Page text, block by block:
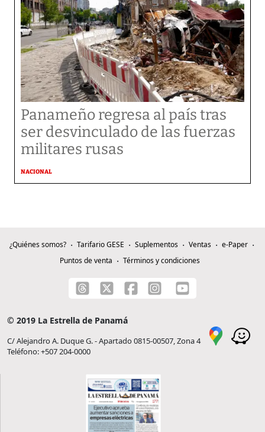
Panameño regresa al país tras
ser desvinculado de las fuerzas
militares rusas
NACIONAL
¿Quiénes somos? Tarifario GESE Suplementos Ventas
e-Paper
Puntos de venta
Términos y condiciones
© 2019 La Estrella de Panamá
C/ Alejandro A. Duque G. - Apartado 0815-00507, Zona 4
Teléfono: +507 204-0000